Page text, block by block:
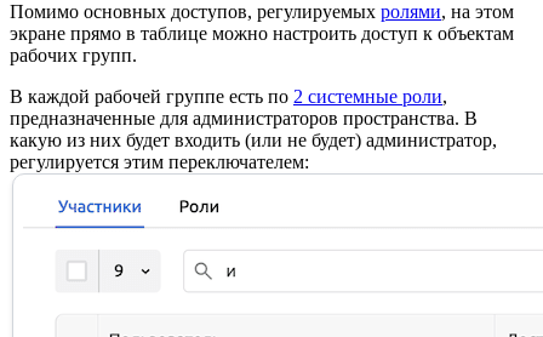
Помимо основных доступов, регулируемых ролями, на этом
экране прямо в таблице можно настроить доступ к объектам
рабочих групп.
В каждой рабочей группе есть по 2 системные роли,
предназначенные для администраторов пространства. В
какую из них будет входить (или не будет) администратор,
регулируется этим переключателем: